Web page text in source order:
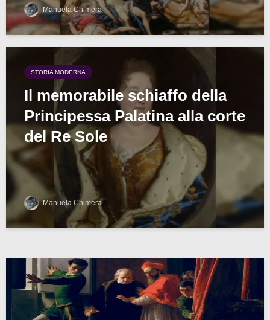
Manuela Chimera
STORIA MODERNA
Il memorabile schiaffo della
Principessa Palatina alla corte
del Re Sole
Manuela Chimera